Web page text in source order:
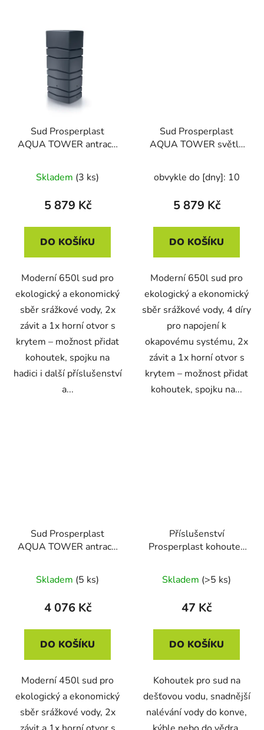
Sud Prosperplast
AQUA TOWER antracit
Skladem (3 ks)
5 879 Kč
DO KOŠÍKU
Moderní 650l sud pro
ekologický a ekonomický
sběr srážkové vody, 2x
závit a 1x horní otvor s
krytem – možnost přidat
kohoutek, spojku na
hadici i další příslušenství
a...
Sud Prosperplast
AQUA TOWER světle
obvykle do [dny]: 10
5 879 Kč
DO KOŠÍKU
Moderní 650l sud pro
ekologický a ekonomický
sběr srážkové vody, 4 díry
pro napojení k
okapovému systému, 2x
závit a 1x horní otvor s
krytem – možnost přidat
kohoutek, spojku na...
Sud Prosperplast
AQUA TOWER antracit
Skladem (5 ks)
4 076 Kč
DO KOŠÍKU
Moderní 450l sud pro
ekologický a ekonomický
sběr srážkové vody, 2x
Příslušenství
Prosperplast kohoutek
vodu CANTAP 1 černý
Skladem (>5 ks)
47 Kč
DO KOŠÍKU
Kohoutek pro sud na
dešťovou vodu, snadnější
nalévání vody do konve,